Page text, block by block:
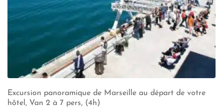
Excursion panoramique de Marseille au départ de votre
hôtel, Van 2 à 7 pers, (4h)